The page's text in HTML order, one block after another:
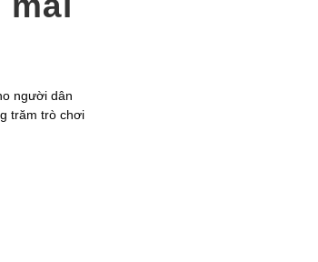
người dân
trăm trò chơi